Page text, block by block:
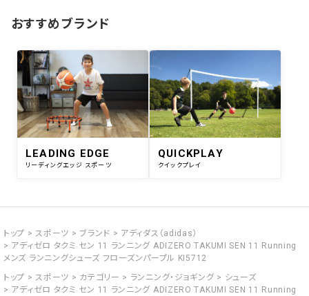
おすすめブランド
LEADING EDGE
リーディングエッジ スポーツ
QUICKPLAY
クイックプレイ
トップ スポーツ ブランド
アディダス（adidas）
アディゼロ タクミ セン 11 ランニング ADIZERO TAKUMI SEN 11 Running
メンズ ランニングシューズ フローズンパープル KI5712
トップ
スポーツ カテゴリー ランニング・ジョギング
シューズ
アディゼロ タクミ セン 11 ランニング ADIZERO TAKUMI SEN 11 Running